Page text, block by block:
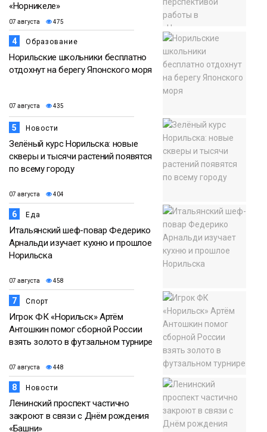
«Норникеле»
07 августа 475
4 Образование
Норильские школьники бесплатно
отдохнут на берегу Японского моря
07 августа 435
5 Новости
Зелёный курс Норильска: новые
скверы и тысячи растений появятся
по всему городу
07 августа 404
6 Еда
Итальянский шеф-повар Федерико
Арнальди изучает кухню и прошлое
Норильска
07 августа 458
7 Спорт
Игрок ФК «Норильск» Артём
Антошкин помог сборной России
взять золото в футзальном турнире
07 августа 448
8 Новости
Ленинский проспект частично
закроют в связи с Днём рождения
«Башни»